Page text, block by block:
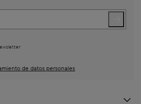
de datos personales